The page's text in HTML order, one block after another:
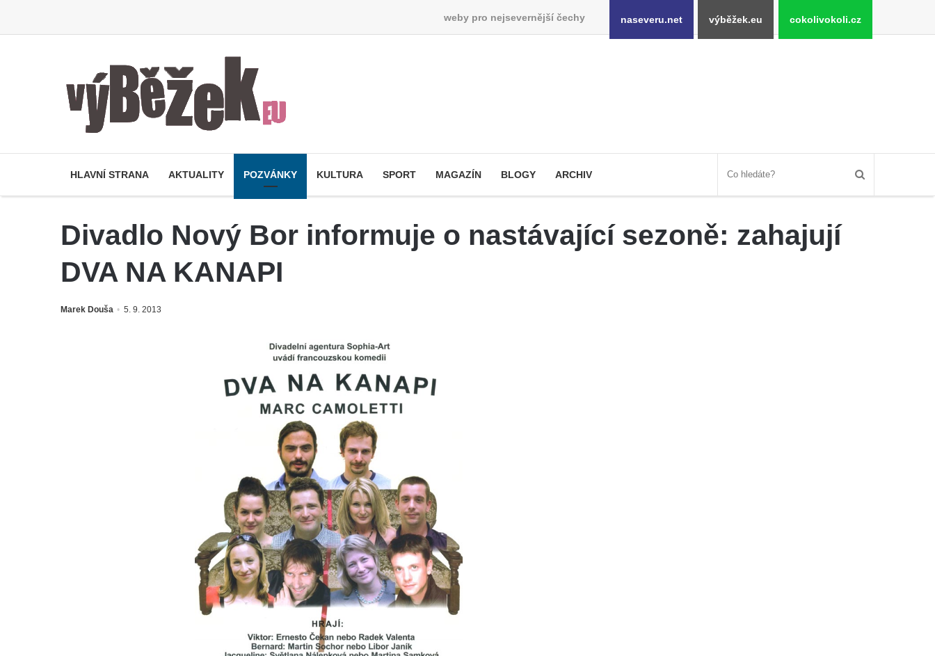
weby pro nejsevernější čechy naseveru.net výběžek.eu cokolivokoli.cz
HLAVNÍ STRANA AKTUALITY POZVÁNKY KULTURA SPORT MAGAZÍN BLOGY ARCHIV
Divadlo Nový Bor informuje o nastávající sezoně: zahajují
DVA NA KANAPI
Marek Douša 5. 9. 2013